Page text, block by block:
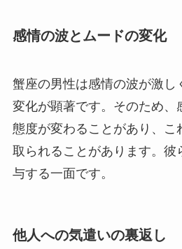
感情の波とムードの変化
蟹座の男性は感情の波が激し
変化が顕著です。そのため、
態度が変わることがあり、こ
取られることがあります。彼
与する一面です。
他人への気遣いの裏返し